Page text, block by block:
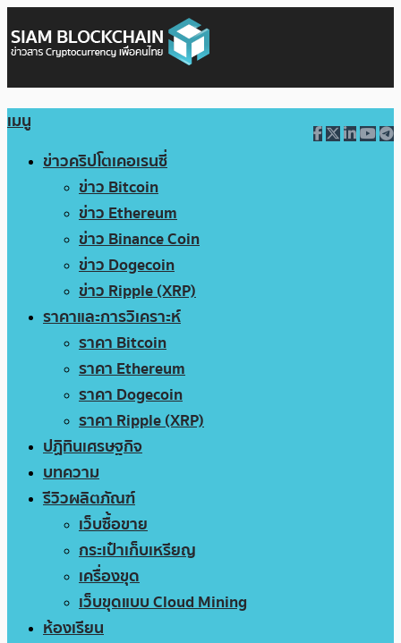
เมนู
ข่าวคริปโตเคอเรนซี่
ข่าว Bitcoin
ข่าว Ethereum
ข่าว Binance Coin
ข่าว Dogecoin
ข่าว Ripple (XRP)
ราคาและการวิเคราะห์
ราคา Bitcoin
ราคา Ethereum
ราคา Dogecoin
ราคา Ripple (XRP)
ปฏิทินเศรษฐกิจ
บทความ
รีวิวผลิตภัณฑ์
เว็บซื้อขาย
กระเป๋าเก็บเหรียญ
เครื่องขุด
เว็บขุดแบบ Cloud Mining
ห้องเรียน